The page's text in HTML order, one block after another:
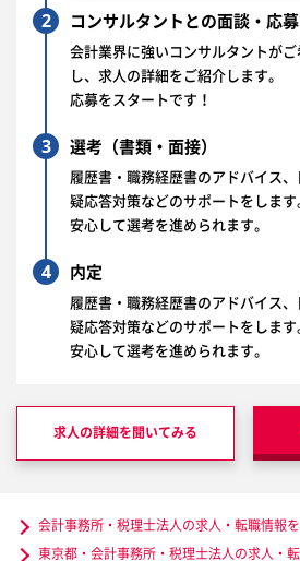
2 コンサルタントとの面談・応募
会計業界に強いコンサルタントが
し、求人の詳細をご紹介します。
応募をスタートです！
3 選考（書類・面接）
履歴書・職務経歴書のアドバイス
疑応答対策などのサポートをします
安心して選考を進められます。
4 内定
履歴書・職務経歴書のアドバイス
疑応答対策などのサポートをします
安心して選考を進められます。
求人の詳細を聞いてみる
会計事務所・税理士法人の求人・転職情報
東京都・会計事務所・税理士法人の求人・